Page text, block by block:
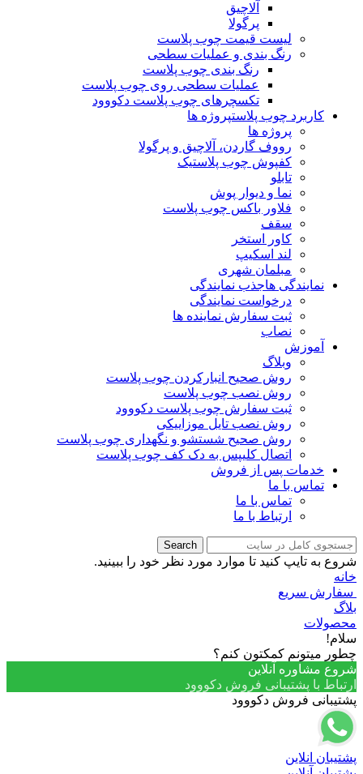
آلاچیق
پرگولا
لیست قیمت چوب پلاست
رنگ بندی و عملیات سطحی
رنگ بندی چوب پلاست
عملیات سطحی روی چوب پلاست
تکسچرهای چوب پلاست دکووود
کاربرد چوب پلاستپروژه ها
پروژه ها
رووف گاردن، آلاچیق و پرگولا
کفپوش چوب پلاستیک
تابلو
نما و دیوار پوش
فلاور باکس چوب پلاست
سقف
کاور استخر
لند اسکیپ
مبلمان شهری
نمایندگی هاجذب نمایندگی
درخواست نمایندگی
ثبت سفارش نماینده ها
نصاب
آموزش
وبلاگ
روش صحیح انبارکردن چوب پلاست
روش نصب چوب پلاست
ثبت سفارش چوب پلاست دکووود
روش نصب تایل موزاییکی
روش صحیح شستشو و نگهداری چوب پلاست
اتصال کلیپس به دک کف چوب پلاست
خدمات پس از فروش
تماس با ما
تماس با ما
ارتباط با ما
Search
شروع به تایپ کنید تا موارد مورد نظر خود را ببینید.
خانه
سفارش سریع
بلاگ
محصولات
سلام!
چطور میتونم کمکتون کنم؟
شروع مشاوره آنلاین
ارتباط با پشتیبانی فروش دکووود
پشتیبانی فروش دکووود
پشتیبان انلاین